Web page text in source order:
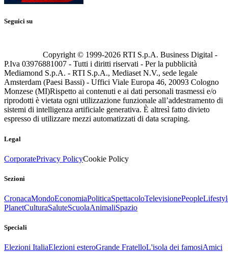
Seguici su
Copyright © 1999-2026 RTI S.p.A. Business Digital -
P.Iva 03976881007 - Tutti i diritti riservati - Per la pubblicità
Mediamond S.p.A. - RTI S.p.A., Mediaset N.V., sede legale
Amsterdam (Paesi Bassi) - Uffici Viale Europa 46, 20093 Cologno
Monzese (MI)Rispetto ai contenuti e ai dati personali trasmessi e/o
riprodotti è vietata ogni utilizzazione funzionale all’addestramento di
sistemi di intelligenza artificiale generativa. È altresì fatto divieto
espresso di utilizzare mezzi automatizzati di data scraping.
Legal
CorporatePrivacy PolicyCookie Policy
Sezioni
CronacaMondoEconomiaPoliticaSpettacoloTelevisionePeople
PlanetCulturaSaluteScuolaAnimaliSpazio
Speciali
Elezioni ItaliaElezioni esteroGrande FratelloL'isola dei famosiAmici